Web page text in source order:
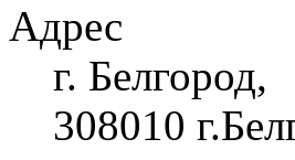
Адрес
г. Белгород,
308010